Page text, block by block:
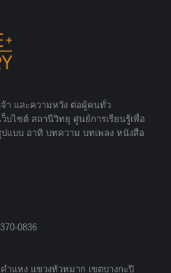
จ้า และความหวัง ต่อผู้คนทั่ว
บไซต์ สถานีวิทยุ ศูนย์การเรียนรู้เพื่อ
แบบ อาทิ บทความ บทเพลง หนังสือ
0836
ำแหง แขวงหัวหมาก เขตบางกะปิ